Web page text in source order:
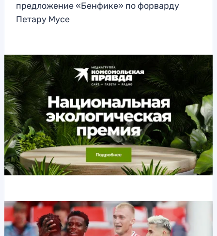
предложение «Бенфике» по форварду
Петару Мусе